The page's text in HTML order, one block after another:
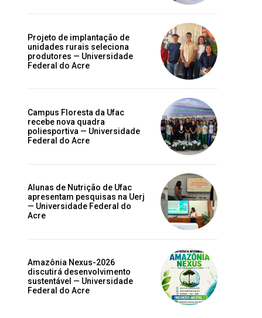
Projeto de implantação de
unidades rurais seleciona
produtores — Universidade
Federal do Acre
Campus Floresta da Ufac
recebe nova quadra
poliesportiva — Universidade
Federal do Acre
Alunas de Nutrição de Ufac
apresentam pesquisas na Uerj
— Universidade Federal do
Acre
Amazônia Nexus-2026
discutirá desenvolvimento
sustentável — Universidade
Federal do Acre